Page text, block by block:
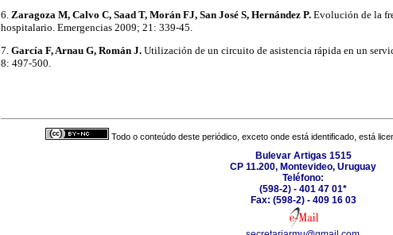
6. Zaragoza M, Calvo C, Saad T, Morán FJ, San José S, Hernández P. Evolución de la
hospitalario. Emergencias 2009; 21: 339-45.
7. García F, Arnau G, Román J. Utilización de un circuito de asistencia rápida en un
8: 497-500.
Todo o conteúdo deste periódico, exceto onde está identificado, está
Bulevar Artigas 1515
CP 11.200, Montevideo, Uruguay
Teléfono:
(598-2) - 401 47 01*
Fax: (598-2) - 409 16 03